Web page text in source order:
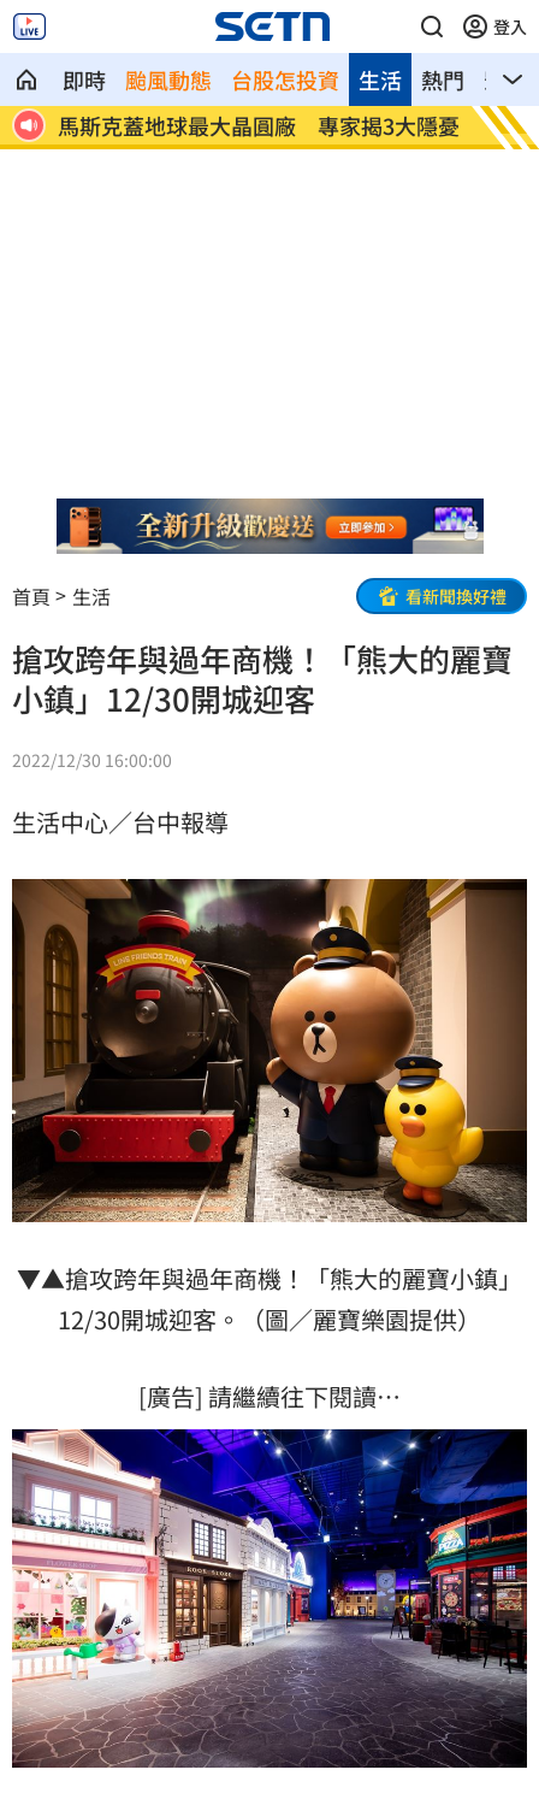
登入
即時 颱風動態 台股怎投資 熱門 影音
生活
憂 泰國校園槍擊案增至9死 12歲女童不治 蔣市
首頁 生活 看新聞換好禮
搶攻跨年與過年商機！「熊大的麗寶
小鎮」12/30開城迎客
2022/12/30 16:00:00
生活中心／台中報導
▼▲搶攻跨年與過年商機！「熊大的麗寶小鎮」
12/30開城迎客。（圖／麗寶樂園提供）
[廣告] 請繼續往下閱讀…